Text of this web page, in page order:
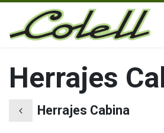
Ir al contenido
Herrajes
Herrajes Cabina